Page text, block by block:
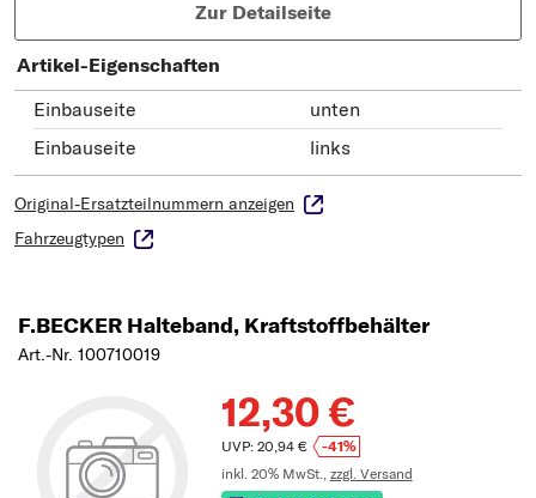
Zur Detailseite
Artikel-Eigenschaften
Einbauseite
unten
Einbauseite
links
Original-Ersatzteilnummern anzeigen
Fahrzeugtypen
F.BECKER Halteband, Kraftstoffbehälter
Art.-Nr. 100710019
12,30 €
UVP: 20,94 €
-41%
inkl. 20% MwSt., zzgl. Versand